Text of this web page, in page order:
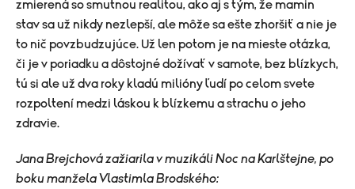
zmierená so smutnou realitou, ako aj s tým, že mamin
stav sa už nikdy nezlepší, ale môže sa ešte zhoršiť a nie je
to nič povzbudzujúce. Už len potom je na mieste otázka,
či je v poriadku a dôstojné dožívať v samote, bez blízkych,
tú si ale už dva roky kladú milióny ľudí po celom svete
rozpoltení medzi láskou k blízkemu a strachu o jeho
zdravie.
Jana Brejchová zažiarila v muzikáli Noc na Karlštejne, po
boku manžela Vlastimla Brodského: